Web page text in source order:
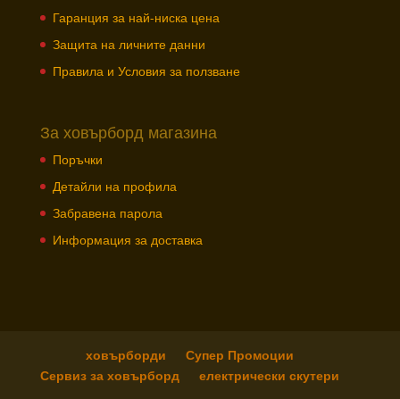
Гаранция за най-ниска цена
Защита на личните данни
Правила и Условия за ползване
За ховърборд магазина
Поръчки
Детайли на профила
Забравена парола
Информация за доставка
ховърборди
Супер Промоции
Сервиз за ховърборд
електрически скутери